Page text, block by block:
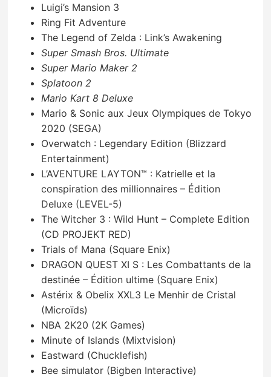
Luigi’s Mansion 3
Ring Fit Adventure
The Legend of Zelda : Link’s Awakening
Super Smash Bros. Ultimate
Super Mario Maker 2
Splatoon 2
Mario Kart 8 Deluxe
Mario & Sonic aux Jeux Olympiques de Tokyo
2020 (SEGA)
Overwatch : Legendary Edition (Blizzard
Entertainment)
L’AVENTURE LAYTON™ : Katrielle et la
conspiration des millionnaires – Édition
Deluxe (LEVEL-5)
The Witcher 3 : Wild Hunt – Complete Edition
(CD PROJEKT RED)
Trials of Mana (Square Enix)
DRAGON QUEST XI S : Les Combattants de la
destinée – Édition ultime (Square Enix)
Astérix & Obelix XXL3 Le Menhir de Cristal
(Microïds)
NBA 2K20 (2K Games)
Minute of Islands (Mixtvision)
Eastward (Chucklefish)
Bee simulator (Bigben Interactive)